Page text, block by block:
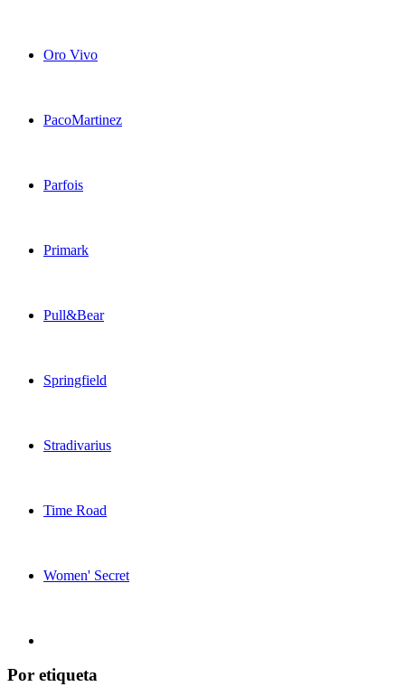
Oro Vivo
PacoMartinez
Parfois
Primark
Pull&Bear
Springfield
Stradivarius
Time Road
Women' Secret
Por etiqueta